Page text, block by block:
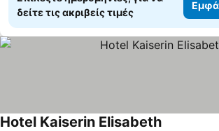
δείτε τις ακριβείς τιμές
Hotel Kaiserin Elisabeth